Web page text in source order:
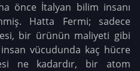
önce İtalyan bilim insanı
Hatta Fermi; sadece
bir ürünün maliyeti gibi
vücudunda kaç hücre
ne kadardır, bir atom